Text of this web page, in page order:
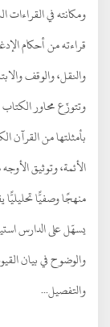
ومكانته في
قراءته من أحكام
والنقل، والوقف
وتتوزّع محاور
بأمثلتها من القرآن
الأئمة، وتوثيق
منهجًا وصفيًّا
يسهّل على الدارس
والوضوح في بيان
والتفصيل...